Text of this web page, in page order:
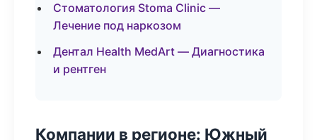
Стоматология Stoma Clinic —
Лечение под наркозом
Дентал Health MedArt — Диагностика
и рентген
Компании в регионе: Южный